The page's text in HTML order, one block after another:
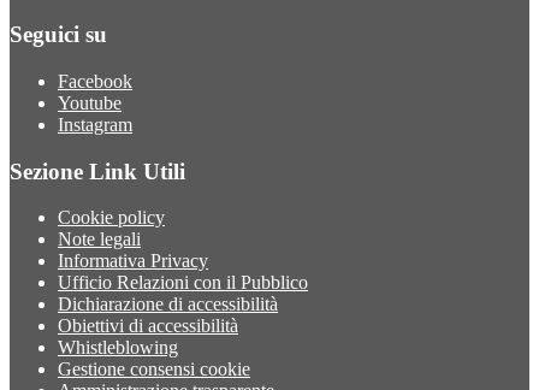
Seguici su
Facebook
Youtube
Instagram
Sezione Link Utili
Cookie policy
Note legali
Informativa Privacy
Ufficio Relazioni con il Pubblico
Dichiarazione di accessibilità
Obiettivi di accessibilità
Whistleblowing
Gestione consensi cookie